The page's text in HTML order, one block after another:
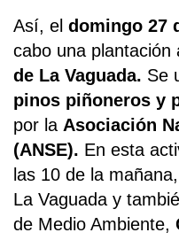
Así, el domingo 27
cabo una plantación
de La Vaguada. Se
pinos piñoneros y
por la Asociación
(ANSE). En esta
las 10 de la
La Vaguada y
de Medio Ambiente,